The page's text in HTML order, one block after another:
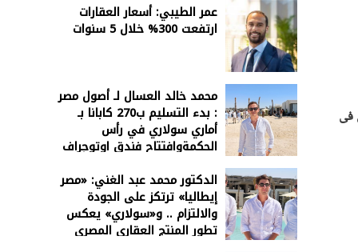
2026، حيث سجل فى
عمر الطيبي: أسعار العقارات
ارتفعت 300% خلال 5 سنوات
محمد خالد العسال لـ أصول مصر
: بدء التسليم ب270 كابانا بـ
أماري سولاري في رأس
الحكمةوافتتاح فندق اوتوجراف
الدكتور محمد عبد الغني: «مصر
إيطاليا» ترتكز على الجودة
والالتزام .. و«سولاري» يعكس
تطور المنتج العقاري المصري